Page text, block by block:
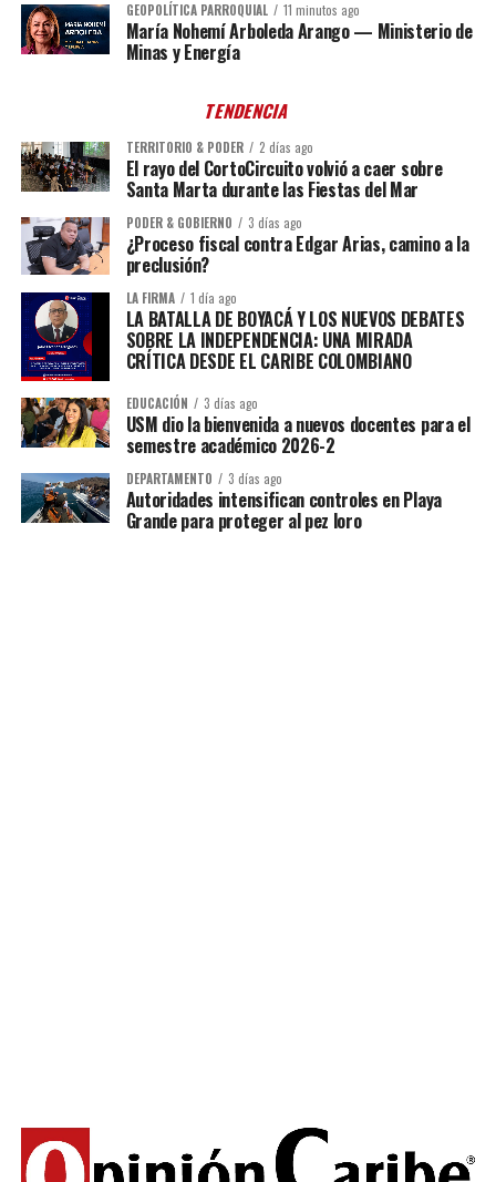
GEOPOLÍTICA PARROQUIAL 11 minutos ago
María Nohemí Arboleda Arango — Ministerio de
Minas y Energía
TENDENCIA
TERRITORIO & PODER 2 días ago
El rayo del CortoCircuito volvió a caer sobre
Santa Marta durante las Fiestas del Mar
PODER & GOBIERNO 3 días ago
¿Proceso fiscal contra Edgar Arias, camino a la
preclusión?
LA FIRMA 1 día ago
LA BATALLA DE BOYACÁ Y LOS NUEVOS DEBATES
SOBRE LA INDEPENDENCIA: UNA MIRADA
CRÍTICA DESDE EL CARIBE COLOMBIANO
EDUCACIÓN 3 días ago
USM dio la bienvenida a nuevos docentes para el
semestre académico 2026-2
DEPARTAMENTO 3 días ago
Autoridades intensifican controles en Playa
Grande para proteger al pez loro